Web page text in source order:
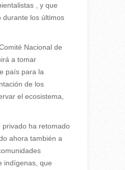
, y que
durante los últimos
Nacional de
a tomar
país para la
de los
el ecosistema,
privado ha retomado
ahora también a
indígenas, que